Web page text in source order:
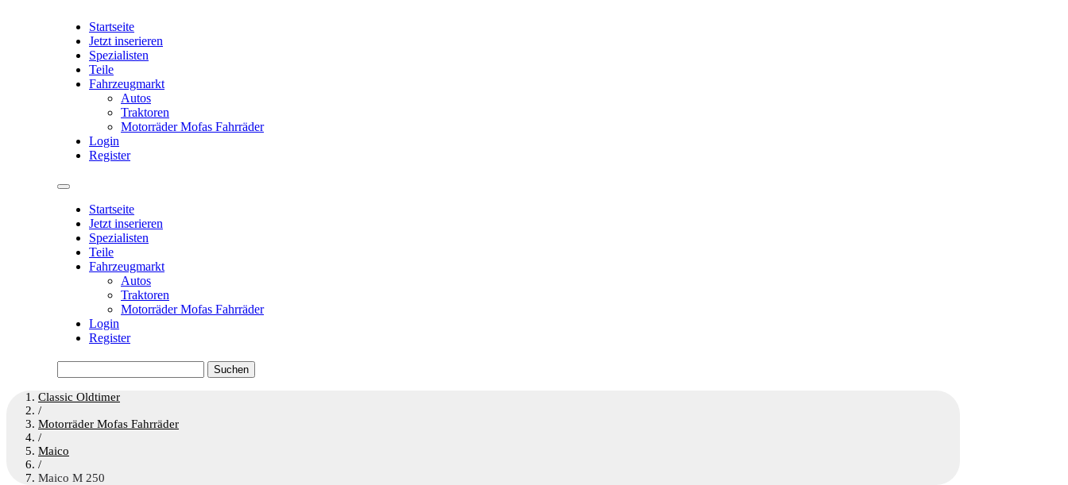
Startseite
Jetzt inserieren
Spezialisten
Teile
Fahrzeugmarkt
Autos
Traktoren
Motorräder Mofas Fahrräder
Login
Register
Startseite
Jetzt inserieren
Spezialisten
Teile
Fahrzeugmarkt
Autos
Traktoren
Motorräder Mofas Fahrräder
Login
Register
nach:
Classic Oldtimer
/
Motorräder Mofas Fahrräder
/
Maico
/
Maico M 250